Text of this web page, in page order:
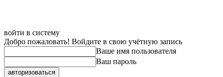
войти в систему
Добро пожаловать! Войдите в свою учётную запись
Ваше имя пользователя
Ваш пароль